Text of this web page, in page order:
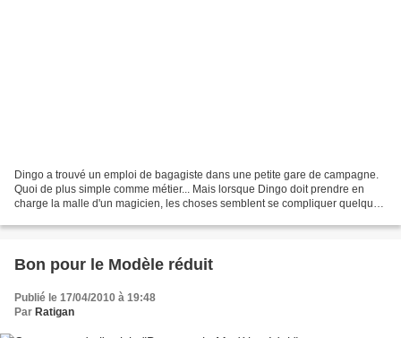
Dingo a trouvé un emploi de bagagiste dans une petite gare de campagne.
Quoi de plus simple comme métier... Mais lorsque Dingo doit prendre en
charge la malle d'un magicien, les choses semblent se compliquer quelque
Bon pour le Modèle réduit
Publié le 17/04/2010 à 19:48
Par Ratigan